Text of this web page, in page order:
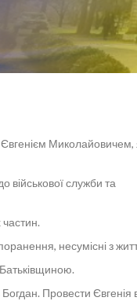
Миколайовичем,
військової служби та
частин.
несумісні з
Провести Євгенія